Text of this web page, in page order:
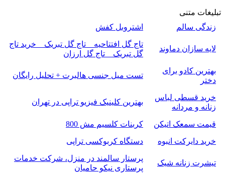
تبلیغات متنی
زندگی سالم
اشتروبل کفش
لایه سازان دماوند
تاج گل افتتاحیه _ تاج گل تبریک _ خرید تاج
گل تبریک _ تاج گل ارزان
بهترین کادو برای
دختر
تست میل جنسی هالبرت + تحلیل رایگان
خرید قسطی لباس
زنانه و مردانه
بهترین کلینیک فیزیو تراپی در تهران
قیمت سمعک اتیکن
کربنات کلسیم مش 800
خرید دایرکت انبوه
دستگاه کربوکسی تراپی
تیشرت زنانه شیک
پرستار سالمند در منزل، شرکت خدمات
پرستاری نیکو حامیان